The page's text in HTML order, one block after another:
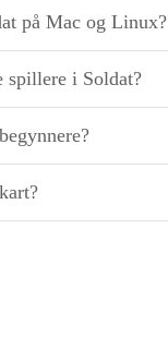
på Mac og Linux?
spillere i Soldat?